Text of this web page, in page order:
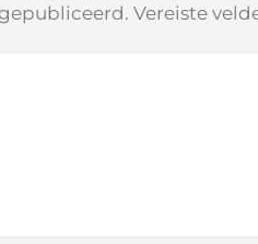
Vereiste